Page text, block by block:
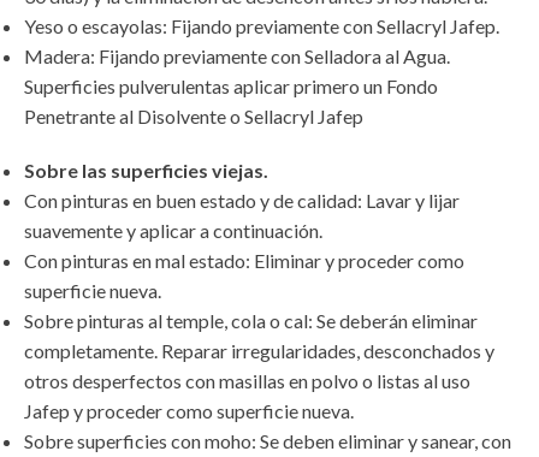
Yeso o escayolas: Fijando previamente con Sellacryl Jafep.
Madera: Fijando previamente con Selladora al Agua.
Superficies pulverulentas aplicar primero un Fondo
Penetrante al Disolvente o Sellacryl Jafep
Sobre las superficies viejas.
Con pinturas en buen estado y de calidad: Lavar y lijar
suavemente y aplicar a continuación.
Con pinturas en mal estado: Eliminar y proceder como
superficie nueva.
Sobre pinturas al temple, cola o cal: Se deberán eliminar
completamente. Reparar irregularidades, desconchados y
otros desperfectos con masillas en polvo o listas al uso
Jafep y proceder como superficie nueva.
Sobre superficies con moho: Se deben eliminar y sanear, con